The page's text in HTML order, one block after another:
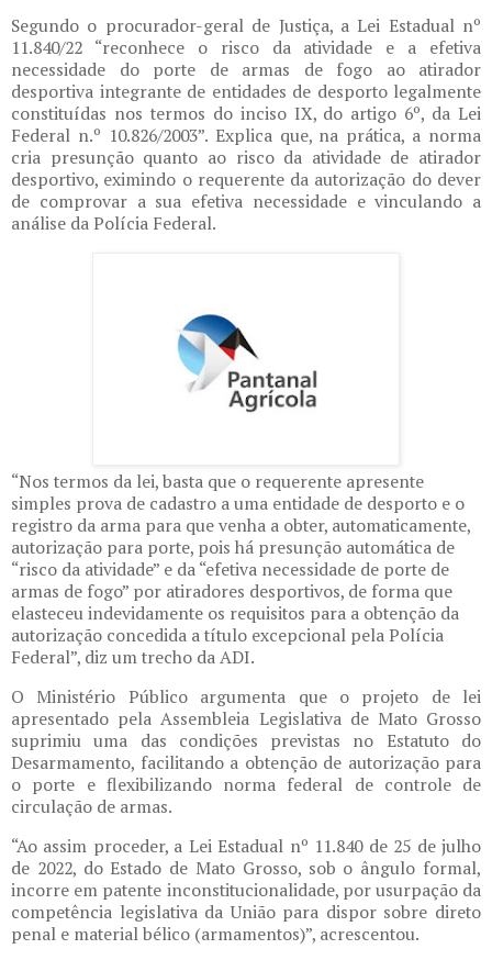
Segundo o procurador-geral de Justiça, a Lei Estadual nº
11.840/22 “reconhece o risco da atividade e a efetiva
necessidade do porte de armas de fogo ao atirador
desportiva integrante de entidades de desporto legalmente
constituídas nos termos do inciso IX, do artigo 6º, da Lei
Federal n.º 10.826/2003”. Explica que, na prática, a norma
cria presunção quanto ao risco da atividade de atirador
desportivo, eximindo o requerente da autorização do dever
de comprovar a sua efetiva necessidade e vinculando a
análise da Polícia Federal.
“Nos termos da lei, basta que o requerente apresente
simples prova de cadastro a uma entidade de desporto e o
registro da arma para que venha a obter, automaticamente,
autorização para porte, pois há presunção automática de
“risco da atividade” e da “efetiva necessidade de porte de
armas de fogo” por atiradores desportivos, de forma que
elasteceu indevidamente os requisitos para a obtenção da
autorização concedida a título excepcional pela Polícia
Federal”, diz um trecho da ADI.
O Ministério Público argumenta que o projeto de lei
apresentado pela Assembleia Legislativa de Mato Grosso
suprimiu uma das condições previstas no Estatuto do
Desarmamento, facilitando a obtenção de autorização para
o porte e flexibilizando norma federal de controle de
circulação de armas.
“Ao assim proceder, a Lei Estadual nº 11.840 de 25 de julho
de 2022, do Estado de Mato Grosso, sob o ângulo formal,
incorre em patente inconstitucionalidade, por usurpação da
competência legislativa da União para dispor sobre direto
penal e material bélico (armamentos)”, acrescentou.